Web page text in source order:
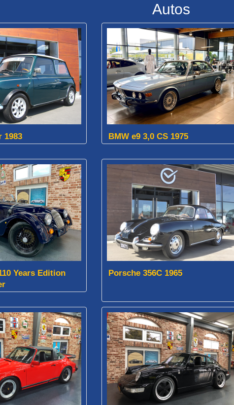
Autos
1983 BMW e9 3,0 CS 1975
Years Edition
Porsche 356C 1965